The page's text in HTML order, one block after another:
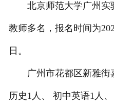
北京师范大学广州实
教师多名，报名时间为
日。
广州市花都区新雅街
历史1人、 初中英语1人